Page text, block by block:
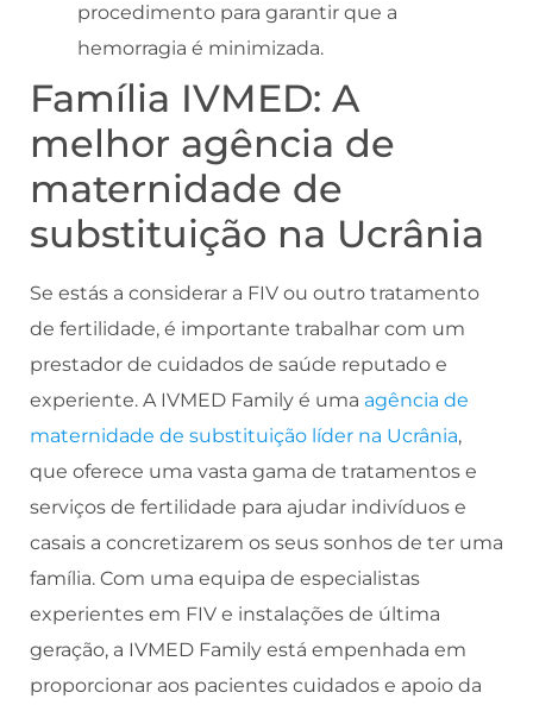
procedimento para garantir que a
hemorragia é minimizada.
Família IVMED: A
melhor agência de
maternidade de
substituição na Ucrânia
Se estás a considerar a FIV ou outro tratamento
de fertilidade, é importante trabalhar com um
prestador de cuidados de saúde reputado e
experiente. A IVMED Family é uma agência de
maternidade de substituição líder na Ucrânia,
que oferece uma vasta gama de tratamentos e
serviços de fertilidade para ajudar indivíduos e
casais a concretizarem os seus sonhos de ter uma
família. Com uma equipa de especialistas
experientes em FIV e instalações de última
geração, a IVMED Family está empenhada em
proporcionar aos pacientes cuidados e apoio da